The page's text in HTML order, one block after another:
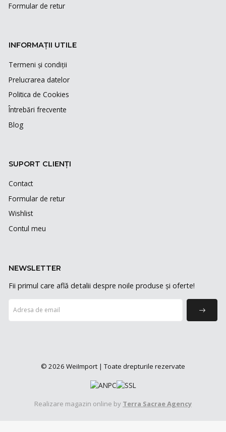
Formular de retur
INFORMAȚII UTILE
Termeni și condiții
Prelucrarea datelor
Politica de Cookies
Întrebări frecvente
Blog
SUPORT CLIENȚI
Contact
Formular de retur
Wishlist
Contul meu
NEWSLETTER
Fii primul care află detalii despre noile produse și oferte!
© 2026 WeiImport | Toate drepturile rezervate
Realizare magazin online by Terra Sacrae Agency